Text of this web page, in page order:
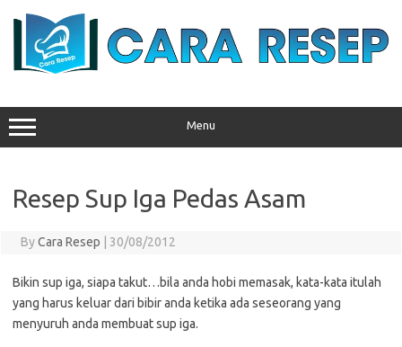
Menu
Resep Sup Iga Pedas Asam
ByCara Resep 30/08/2012
Bikin sup iga, siapa takut…bila anda hobi memasak, kata-kata itulah
yang harus keluar dari bibir anda ketika ada seseorang yang
menyuruh anda membuat sup iga.